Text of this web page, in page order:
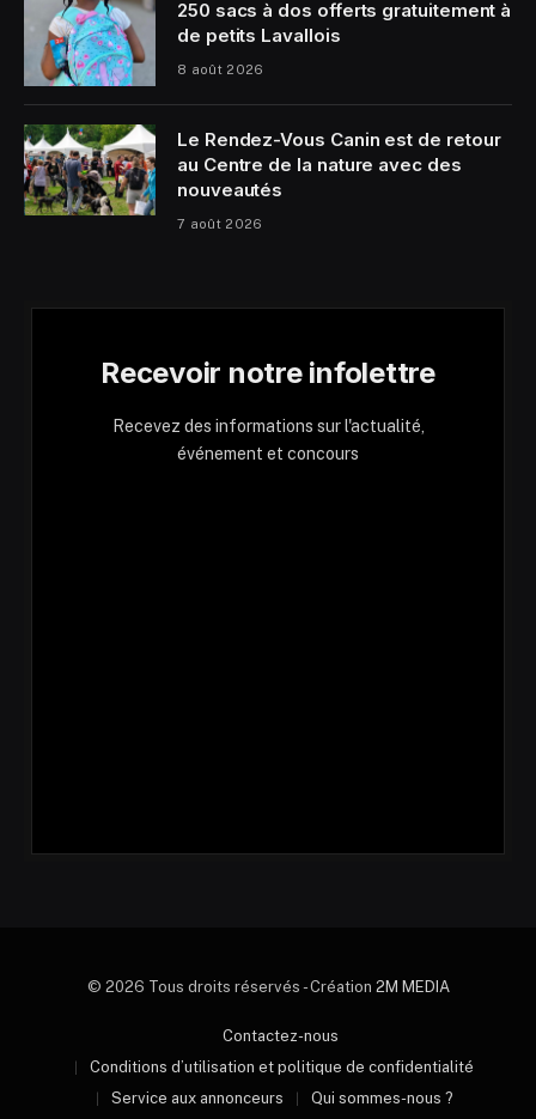
250 sacs à dos offerts gratuitement à
de petits Lavallois
8 août 2026
Le Rendez-Vous Canin est de retour
au Centre de la nature avec des
nouveautés
7 août 2026
Recevoir notre infolettre
Recevez des informations sur l'actualité,
événement et concours
© 2026 Tous droits réservés - Création 2M MEDIA
Contactez-nous
Conditions d’utilisation et politique de confidentialité
Service aux annonceurs
Qui sommes-nous ?